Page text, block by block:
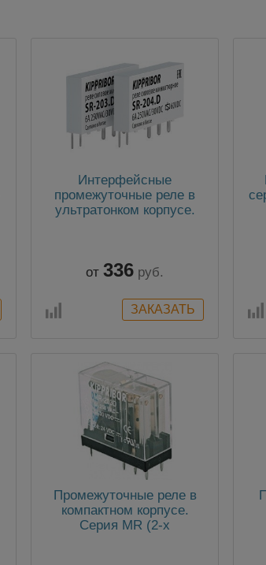
Интерфейсные
промежуточные реле в
ультратонком корпусе.
от336 руб.
Промежуточные реле в
компактном корпусе.
Серия MR (2-х